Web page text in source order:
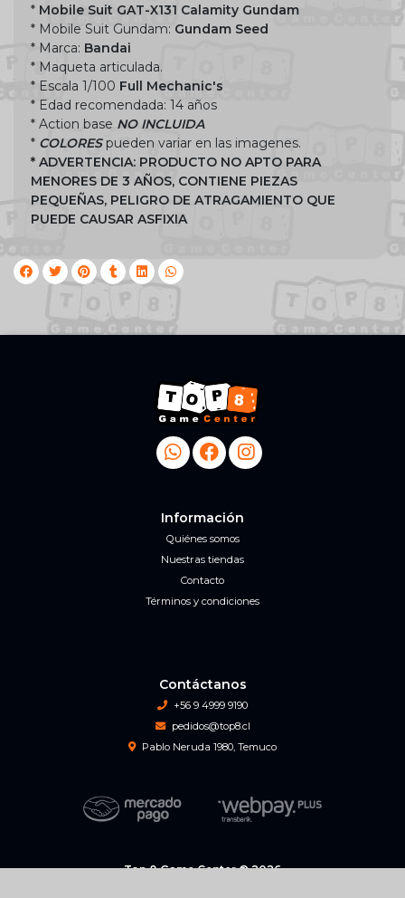
* Mobile Suit GAT-X131 Calamity Gundam
* Mobile Suit Gundam: Gundam Seed
* Marca: Bandai
* Maqueta articulada.
* Escala 1/100 Full Mechanic's
* Edad recomendada: 14 años
* Action base NO INCLUIDA
* COLORESpueden variar en las imagenes.
* ADVERTENCIA: PRODUCTO NO APTO PARA
MENORES DE 3 AÑOS, CONTIENE PIEZAS
PEQUEÑAS, PELIGRO DE ATRAGAMIENTO QUE
PUEDE CAUSAR ASFIXIA
Información
Quiénes somos
Nuestras tiendas
Contacto
Términos y condiciones
Contáctanos
+56 9 4999 9190
pedidos@top8.cl
Pablo Neruda 1980, Temuco
Top 8 Game Center © 2026